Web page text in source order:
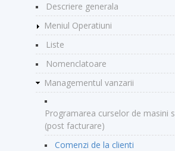
Descriere generala
Meniul Operatiuni
Liste
Nomenclatoare
Managementul vanzarii
Programarea curselor de masini
(post facturare)
Comenzi de la clienti